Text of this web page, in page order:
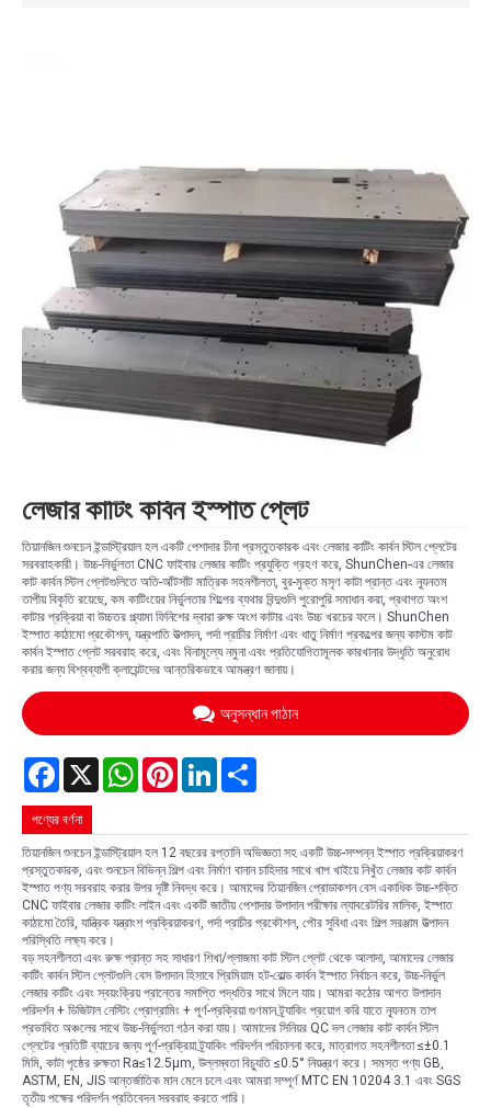
লেজার কাটিং কার্বন ইস্পাত প্লেট
তিয়ানজিন শুনচেন ইন্ডাস্ট্রিয়াল হল একটি পেশাদার চীনা প্রস্তুতকারক এবং লেজার কাটিং কার্বন স্টিল প্লেটের
সরবরাহকারী। উচ্চ-নির্ভুলতা CNC ফাইবার লেজার কাটিং প্রযুক্তি গ্রহণ করে, ShunChen-এর লেজার
কাট কার্বন স্টিল প্লেটগুলিতে অতি-আঁটসাঁট মাত্রিক সহনশীলতা, বুর-মুক্ত মসৃণ কাটা প্রান্ত এবং ন্যূনতম
তাপীয় বিকৃতি রয়েছে, কম কাটিংয়ের নির্ভুলতার শিল্পের ব্যথার বিন্দুগুলি পুরোপুরি সমাধান করা, প্রথাগত অংশ
কাটার প্রক্রিয়া বা উচ্চতর প্ল্যামা ফিনিশের দ্বারা রুক্ষ অংশ কাটার এবং উচ্চ খরচের ফলে। ShunChen
ইস্পাত কাঠামো প্রকৌশল, যন্ত্রপাতি উত্পাদন, পর্দা প্রাচীর নির্মাণ এবং ধাতু নির্মাণ প্রকল্পের জন্য কাস্টম কাট
কার্বন ইস্পাত প্লেট সরবরাহ করে, এবং বিনামূল্যে নমুনা এবং প্রতিযোগিতামূলক কারখানার উদ্ধৃতি অনুরোধ
করার জন্য বিশ্বব্যাপী ক্লায়েন্টদের আন্তরিকভাবে আমন্ত্রণ জানায়।
অনুসন্ধান পাঠান
Facebook
X WhatsAppPinterestLinkedIn
পণ্যের বর্ণনা
তিয়ানজিন শুনচেন ইন্ডাস্ট্রিয়াল হল 12 বছরের রপ্তানি অভিজ্ঞতা সহ একটি উচ্চ-সম্পন্ন ইস্পাত প্রক্রিয়াকরণ
প্রস্তুতকারক, এবং শুনচেন বিভিন্ন শিল্প এবং নির্মাণ বানান চাহিদার সাথে খাপ খাইয়ে নিখুঁত লেজার কাট কার্বন
ইস্পাত পণ্য সরবরাহ করার উপর দৃষ্টি নিবদ্ধ করে। আমাদের তিয়ানজিন প্রোডাকশন বেস একাধিক উচ্চ-শক্তি
CNC ফাইবার লেজার কাটিং লাইন এবং একটি জাতীয় পেশাদার উপাদান পরীক্ষার ল্যাবরেটরির মালিক, ইস্পাত
কাঠামো তৈরি, যান্ত্রিক যন্ত্রাংশ প্রক্রিয়াকরণ, পর্দা প্রাচীর প্রকৌশল, পৌর সুবিধা এবং শিল্প সরঞ্জাম উত্পাদন
পরিস্থিতি লক্ষ্য করে।
বড় সহনশীলতা এবং রুক্ষ প্রান্ত সহ সাধারণ শিখা/প্লাজমা কাট স্টিল প্লেট থেকে আলাদা, আমাদের লেজার
কাটিং কার্বন স্টিল প্লেটগুলি বেস উপাদান হিসাবে প্রিমিয়াম হট-রোল্ড কার্বন ইস্পাত নির্বাচন করে, উচ্চ-নির্ভুল
লেজার কাটিং এবং স্বয়ংক্রিয় প্রান্তের সমাপ্তি পদ্ধতির সাথে মিলে যায়। আমরা কঠোর আগত উপাদান
পরিদর্শন + ডিজিটাল নেস্টিং প্রোগ্রামিং + পূর্ণ-প্রক্রিয়া গুণমান ট্র্যাকিং প্রয়োগ করি যাতে ন্যূনতম তাপ
প্রভাবিত অঞ্চলের সাথে উচ্চ-নির্ভুলতা গঠন করা যায়। আমাদের সিনিয়র QC দল লেজার কাট কার্বন স্টিল
প্লেটের প্রতিটি ব্যাচের জন্য পূর্ণ-প্রক্রিয়া ট্র্যাকিং পরিদর্শন পরিচালনা করে, মাত্রাগত সহনশীলতা ≤±0.1
মিমি, কাটা পৃষ্ঠের রুক্ষতা Ra≤12.5μm, উল্লম্বতা বিচ্যুতি ≤0.5° নিয়ন্ত্রণ করে। সমস্ত পণ্য GB,
ASTM, EN, JIS আন্তর্জাতিক মান মেনে চলে এবং আমরা সম্পূর্ণ MTC EN 10204 3.1 এবং SGS
তৃতীয় পক্ষের পরিদর্শন প্রতিবেদন সরবরাহ করতে পারি।